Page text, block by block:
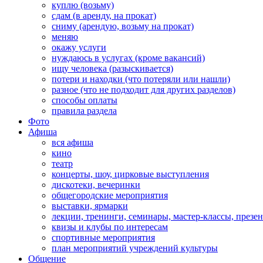
куплю (возьму)
сдам (в аренду, на прокат)
сниму (арендую, возьму на прокат)
меняю
окажу услуги
нуждаюсь в услугах (кроме вакансий)
ищу человека (разыскивается)
потери и находки (что потеряли или нашли)
разное (что не подходит для других разделов)
способы оплаты
правила раздела
Фото
Афиша
вся афиша
кино
театр
концерты, шоу, цирковые выступления
дискотеки, вечеринки
общегородские мероприятия
выставки, ярмарки
лекции, тренинги, семинары, мастер-классы,
квизы и клубы по интересам
спортивные мероприятия
план мероприятий учреждений культуры
Общение